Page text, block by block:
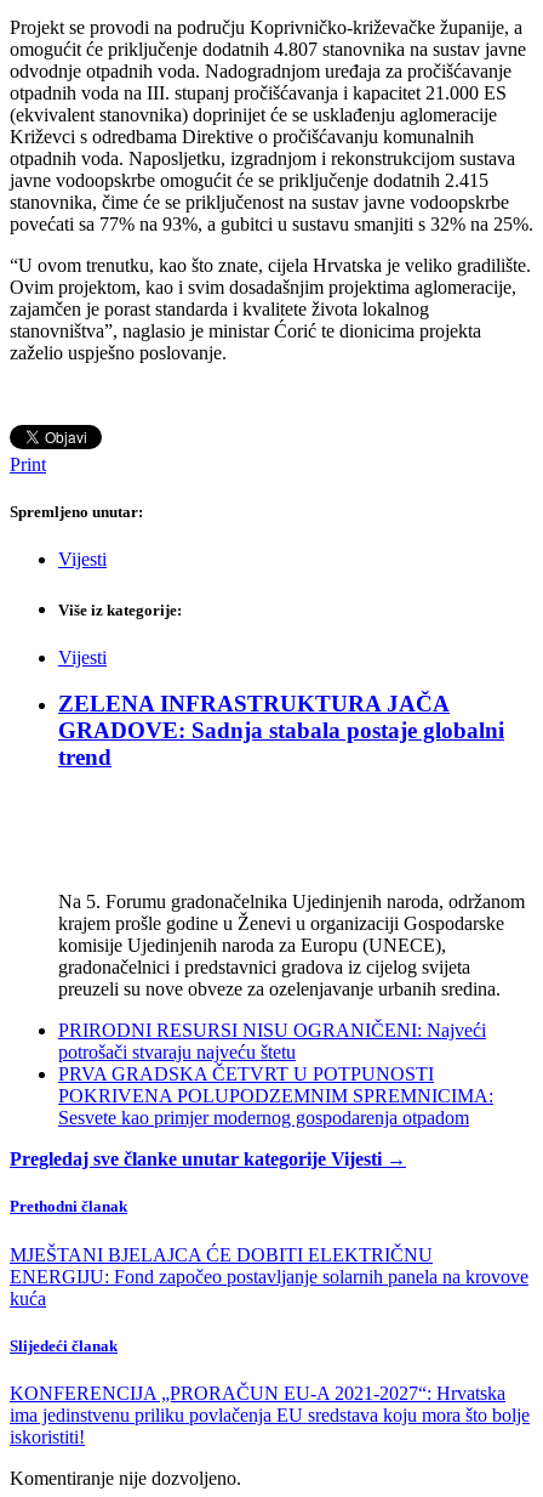
Projekt se provodi na području Koprivničko-križevačke županije, a
omogućit će priključenje dodatnih 4.807 stanovnika na sustav javne
odvodnje otpadnih voda. Nadogradnjom uređaja za pročišćavanje
otpadnih voda na III. stupanj pročišćavanja i kapacitet 21.000 ES
(ekvivalent stanovnika) doprinijet će se usklađenju aglomeracije
Križevci s odredbama Direktive o pročišćavanju komunalnih
otpadnih voda. Naposljetku, izgradnjom i rekonstrukcijom sustava
javne vodoopskrbe omogućit će se priključenje dodatnih 2.415
stanovnika, čime će se priključenost na sustav javne vodoopskrbe
povećati sa 77% na 93%, a gubitci u sustavu smanjiti s 32% na 25%.
“U ovom trenutku, kao što znate, cijela Hrvatska je veliko gradilište.
Ovim projektom, kao i svim dosadašnjim projektima aglomeracije,
zajamčen je porast standarda i kvalitete života lokalnog
stanovništva”, naglasio je ministar Ćorić te dionicima projekta
zaželio uspješno poslovanje.
Print
Spremljeno unutar:
Vijesti
Više iz kategorije:
Vijesti
ZELENA INFRASTRUKTURA JAČA
GRADOVE: Sadnja stabala postaje globalni
trend
Na 5. Forumu gradonačelnika Ujedinjenih naroda, održanom
krajem prošle godine u Ženevi u organizaciji Gospodarske
komisije Ujedinjenih naroda za Europu (UNECE),
gradonačelnici i predstavnici gradova iz cijelog svijeta
preuzeli su nove obveze za ozelenjavanje urbanih sredina.
PRIRODNI RESURSI NISU OGRANIČENI: Najveći
potrošači stvaraju najveću štetu
PRVA GRADSKA ČETVRT U POTPUNOSTI
POKRIVENA POLUPODZEMNIM SPREMNICIMA:
Sesvete kao primjer modernog gospodarenja otpadom
Pregledaj sve članke unutar kategorije Vijesti →
Prethodni članak
MJEŠTANI BJELAJCA ĆE DOBITI ELEKTRIČNU
ENERGIJU: Fond započeo postavljanje solarnih panela na krovove
kuća
Slijedeći članak
KONFERENCIJA „PRORAČUN EU-A 2021-2027“: Hrvatska
ima jedinstvenu priliku povlačenja EU sredstava koju mora što bolje
iskoristiti!
Komentiranje nije dozvoljeno.